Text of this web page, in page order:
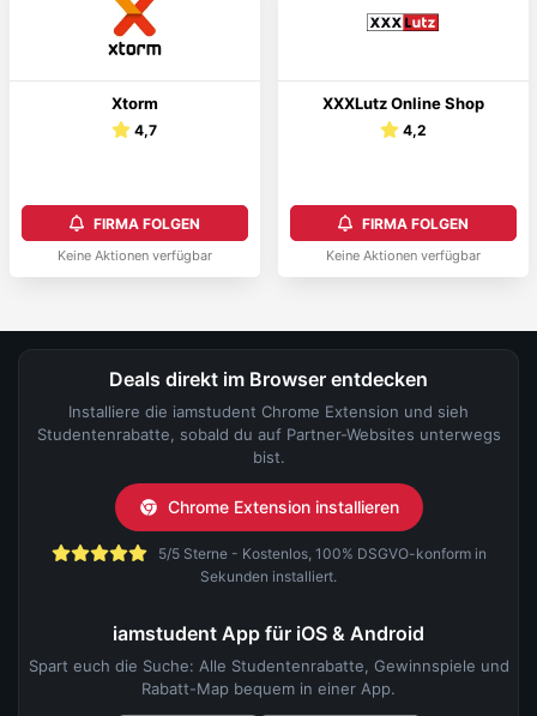
Xtorm
4,7
FIRMA FOLGEN
Keine Aktionen verfügbar
XXXLutz Online Shop
4,2
FIRMA FOLGEN
Keine Aktionen verfügbar
Deals direkt im Browser entdecken
Installiere die iamstudent Chrome Extension und sieh
Studentenrabatte, sobald du auf Partner-Websites unterwegs
bist.
Chrome Extension installieren
5/5 Sterne - Kostenlos, 100% DSGVO-konform in
Sekunden installiert.
iamstudent App für iOS & Android
Spart euch die Suche: Alle Studentenrabatte, Gewinnspiele und
Rabatt-Map bequem in einer App.